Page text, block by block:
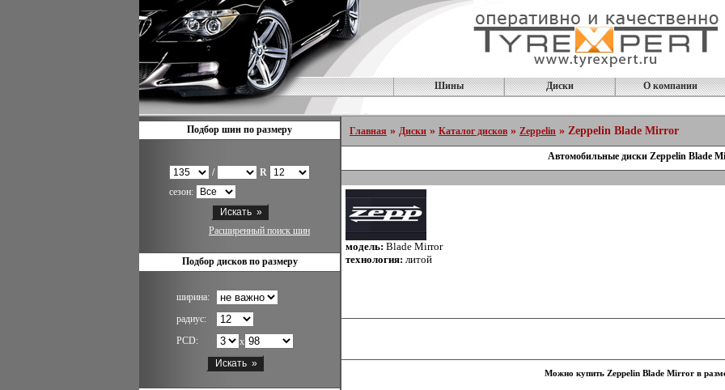
Шины Диски О компании
Подбор шин по размеру
/
R
сезон:
Расширенный поиск шин
Подбор дисков по размеру
ширина:
радиус:
PCD:
x
Главная » Диски » Каталог дисков » Zeppelin » Zeppelin Blade Mirror
Автомобильные диски Zeppelin Blade
модель: Blade Mirror
технология: литой
Можно купить Zeppelin Blade Mirror в